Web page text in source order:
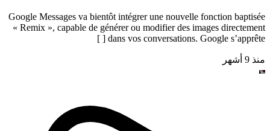
Google Messages va bientôt intégrer une nouvelle fonction baptisée
« Remix », capable de générer ou modifier des images directement
dans vos conversations. Google s’apprête [ ]
منذ 9 أشهر